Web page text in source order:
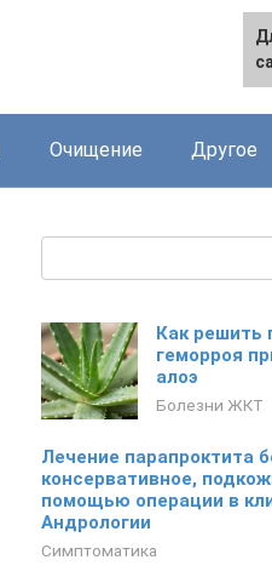
Очищение Другое
Как решить
геморроя
алоэ
Болезни ЖКТ
Лечение парапроктита
консервативное,
помощью операции в
Андрологии
Симптоматика